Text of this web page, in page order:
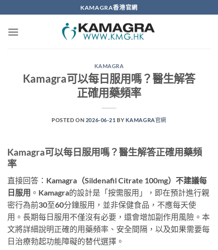
to
content
KAMAGRA香港官網
KAMAGRA
Kamagra可以每日服用嗎？醫生解答
正確用藥頻率
POSTED ON 2026-06-21 BY KAMAGRA官網
Kamagra可以每日服用嗎？醫生解答正確用藥頻
率
直接回答： Kamagra（Sildenafil Citrate 100mg）不建議每
日服用 。Kamagra的設計是「按需服用」，即在預計進行親
密行為前30至60分鐘服用，並非保健食品，不應每天使
用。長期每日服用不僅沒有必要，還會增加副作用風險。本
文將詳細說明正確的用藥頻率、安全間隔，以及如果需要每
日治療勃起功能障礙的替代選擇。